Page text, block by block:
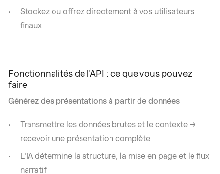
Stockez ou offrez directement à vos utilisateurs
finaux
Fonctionnalités de l'API : ce que vous pouvez
faire
Générez des présentations à partir de données
Transmettre les données brutes et le contexte →
recevoir une présentation complète
L'IA détermine la structure, la mise en page et le flux
narratif